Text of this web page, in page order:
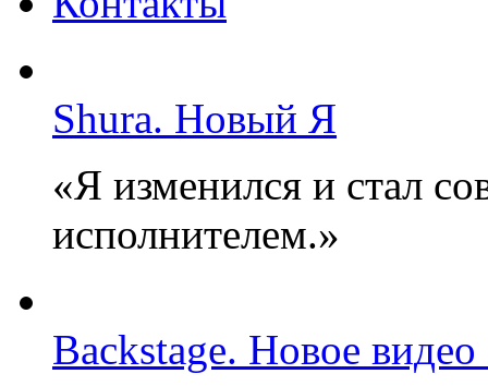
Shura. Новый Я
«Я изменился и стал
исполнителем.»
Backstage. Новое